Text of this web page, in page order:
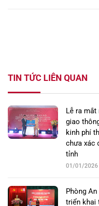
TIN TỨC LIÊN QUAN
Lễ ra mắt
giao
kinh phí
chưa xác
tỉnh
01/01/2026
Phòng
triển khai